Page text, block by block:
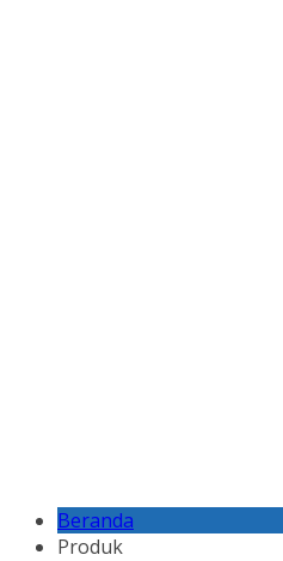
Beranda
Produk